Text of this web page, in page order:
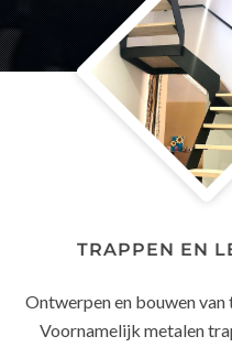
TRAPPEN EN
Ontwerpen en bouwen van
Voornamelijk metalen